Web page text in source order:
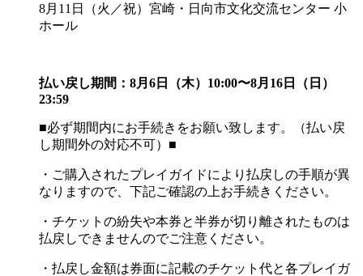
8月11日（火／祝）宮崎・日向市文化交流センター 小
ホール
払い戻し期間：8月6日（木）10:00〜8月16日（日）
23:59
■必ず期間内にお手続きをお願い致します。（払い戻
し期間外の対応不可）■
・ご購入されたプレイガイドにより払戻しの手順が異
なりますので、下記ご確認の上お手続きください。
・チケットの紛失や本券と半券が切り離されたものは
払戻しできませんのでご注意ください。
・払戻し金額は券面に記載のチケット代と各プレイガ